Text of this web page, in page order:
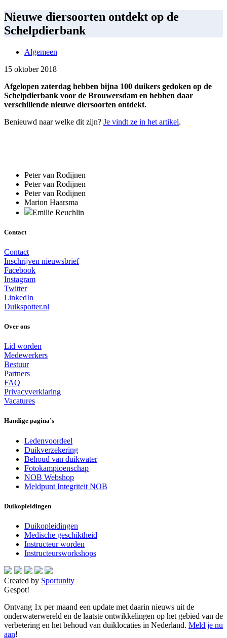
Nieuwe diersoorten ontdekt op de
Schelpdierbank
Algemeen
15 oktober 2018
Afgelopen zaterdag hebben bijna 100 duikers gedoken op de
Schelpdierbank voor de Brouwersdam en hebben daar
verschillende nieuwe diersoorten ontdekt.
Benieuwd naar welke dit zijn? Je vindt ze in het artikel.
Peter van Rodijnen
Peter van Rodijnen
Peter van Rodijnen
Marion Haarsma
Emilie Reuchlin
Contact
Contact
Inschrijven nieuwsbrief
Facebook
Instagram
Twitter
LinkedIn
Duikspotter.nl
Over ons
Lid worden
Medewerkers
Bestuur
Partners
FAQ
Privacyverklaring
Vacatures
Handige pagina’s
Ledenvoordeel
Duikverzekering
Behoud van duikwater
Fotokampioenschap
NOB Webshop
Meldpunt Integriteit NOB
Duikopleidingen
Duikopleidingen
Medische geschiktheid
Instructeur worden
Instructeursworkshops
Created by Sportunity
Gespot!
Ontvang 1x per maand een update met daarin nieuws uit de
onderwaterwereld en de laatste ontwikkelingen op het gebied van de
verbetering en het behoud van duiklocaties in Nederland. Meld je nu
aan!